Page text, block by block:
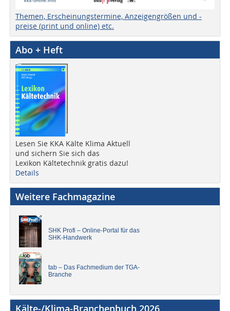
Themen, Erscheinungstermine, Anzeigengrößen und -
preise (print und online) etc.
Abo + Heft
Lesen Sie KKA Kälte Klima Aktuell
und sichern Sie sich das
Lexikon Kältetechnik gratis dazu!
Details
Weitere Fachmagazine
SHK Profi – Online-Portal für das
SHK-Handwerk
tab – Das Fachmedium der TGA-
Branche